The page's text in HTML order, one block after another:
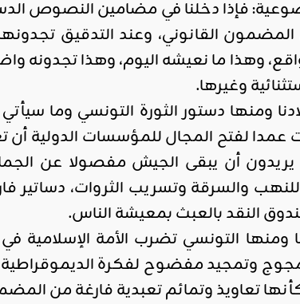
فإذا دخلنا في مضامين النصوص
القانوني، وعند التدقيق
وهذا ما نعيشه اليوم، وهذا تجدونه
وغيرها.
ومنها دستور الثورة التونسي وما
عمدا لفتح المجال للمؤسسات الدولية
أن يبقى الجيش مفصولا عن
والسرقة وتسريب الثروات، دساتير
النقد بالعبث بمعيشة الناس.
ومنها التونسي تضرب الأمة
وتمجيد مفضوح لفكرة
تعاويذ وتمائم تعبدية فارغة من